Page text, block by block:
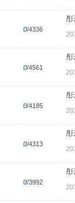
0/4336
彤
0/4561
彤
0/4185
彤
0/4313
彤
0/3992
彤